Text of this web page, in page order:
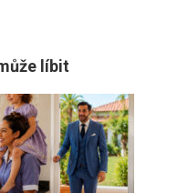
líbit